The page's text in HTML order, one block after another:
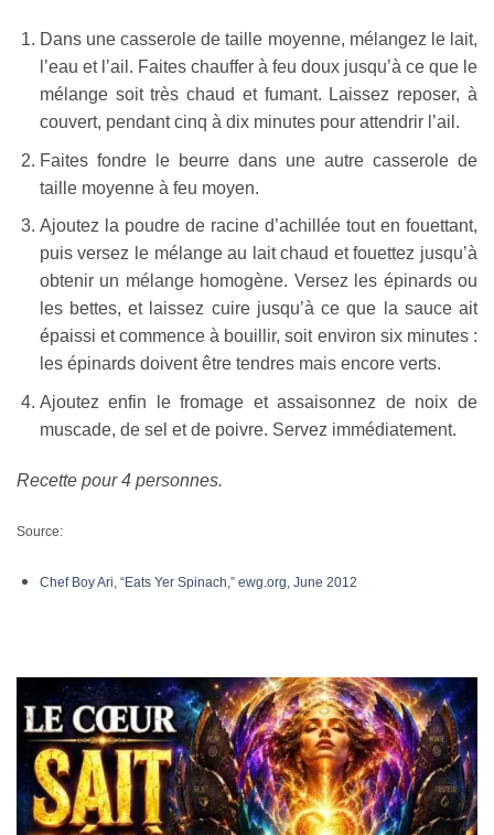
Dans une casserole de taille moyenne, mélangez le lait,
l’eau et l’ail. Faites chauffer à feu doux jusqu’à ce que le
mélange soit très chaud et fumant. Laissez reposer, à
couvert, pendant cinq à dix minutes pour attendrir l’ail.
Faites fondre le beurre dans une autre casserole de
taille moyenne à feu moyen.
Ajoutez la poudre de racine d’achillée tout en fouettant,
puis versez le mélange au lait chaud et fouettez jusqu’à
obtenir un mélange homogène. Versez les épinards ou
les bettes, et laissez cuire jusqu’à ce que la sauce ait
épaissi et commence à bouillir, soit environ six minutes :
les épinards doivent être tendres mais encore verts.
Ajoutez enfin le fromage et assaisonnez de noix de
muscade, de sel et de poivre. Servez immédiatement.
Recette pour 4 personnes.
Source:
Chef Boy Ari, “Eats Yer Spinach,” ewg.org, June 2012